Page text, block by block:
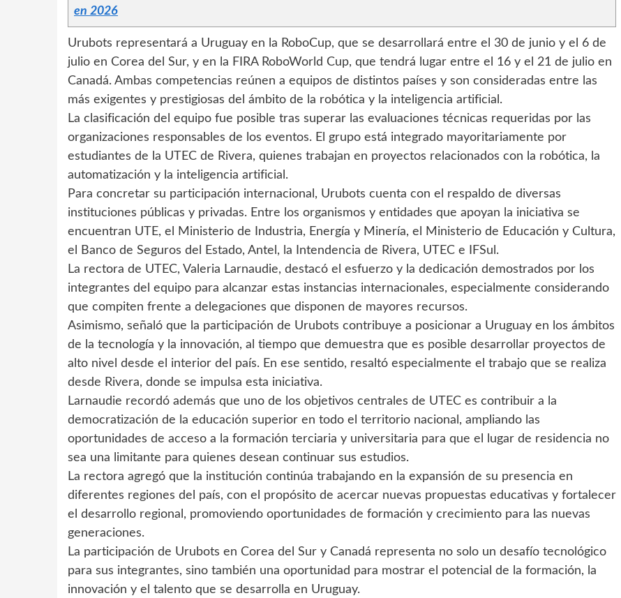
en 2026
Urubots representará a Uruguay en la RoboCup, que se desarrollará entre el 30 de junio y el 6 de
julio en Corea del Sur, y en la FIRA RoboWorld Cup, que tendrá lugar entre el 16 y el 21 de julio en
Canadá. Ambas competencias reúnen a equipos de distintos países y son consideradas entre las
más exigentes y prestigiosas del ámbito de la robótica y la inteligencia artificial.
La clasificación del equipo fue posible tras superar las evaluaciones técnicas requeridas por las
organizaciones responsables de los eventos. El grupo está integrado mayoritariamente por
estudiantes de la UTEC de Rivera, quienes trabajan en proyectos relacionados con la robótica, la
automatización y la inteligencia artificial.
Para concretar su participación internacional, Urubots cuenta con el respaldo de diversas
instituciones públicas y privadas. Entre los organismos y entidades que apoyan la iniciativa se
encuentran UTE, el Ministerio de Industria, Energía y Minería, el Ministerio de Educación y Cultura,
el Banco de Seguros del Estado, Antel, la Intendencia de Rivera, UTEC e IFSul.
La rectora de UTEC, Valeria Larnaudie, destacó el esfuerzo y la dedicación demostrados por los
integrantes del equipo para alcanzar estas instancias internacionales, especialmente considerando
que compiten frente a delegaciones que disponen de mayores recursos.
Asimismo, señaló que la participación de Urubots contribuye a posicionar a Uruguay en los ámbitos
de la tecnología y la innovación, al tiempo que demuestra que es posible desarrollar proyectos de
alto nivel desde el interior del país. En ese sentido, resaltó especialmente el trabajo que se realiza
desde Rivera, donde se impulsa esta iniciativa.
Larnaudie recordó además que uno de los objetivos centrales de UTEC es contribuir a la
democratización de la educación superior en todo el territorio nacional, ampliando las
oportunidades de acceso a la formación terciaria y universitaria para que el lugar de residencia no
sea una limitante para quienes desean continuar sus estudios.
La rectora agregó que la institución continúa trabajando en la expansión de su presencia en
diferentes regiones del país, con el propósito de acercar nuevas propuestas educativas y fortalecer
el desarrollo regional, promoviendo oportunidades de formación y crecimiento para las nuevas
generaciones.
La participación de Urubots en Corea del Sur y Canadá representa no solo un desafío tecnológico
para sus integrantes, sino también una oportunidad para mostrar el potencial de la formación, la
innovación y el talento que se desarrolla en Uruguay.